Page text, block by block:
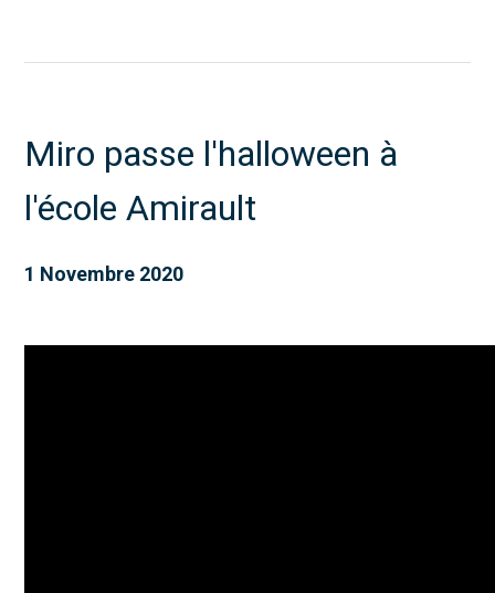
Miro passe l'halloween à
l'école Amirault
1 Novembre 2020